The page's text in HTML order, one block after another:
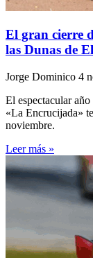
El gran cierre
las Dunas de
Jorge Dominico 4
El espectacular
«La Encrucijada»
noviembre.
Leer más »